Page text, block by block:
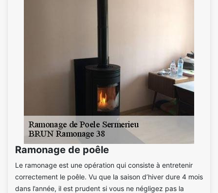
Ramonage de poêle
Le ramonage est une opération qui consiste à entretenir
correctement le poêle. Vu que la saison d’hiver dure 4 mois
dans l’année, il est prudent si vous ne négligez pas la